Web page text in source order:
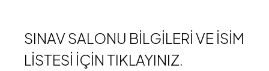
SINAV SALONU BİLGİLERİ VE İSİM
LİSTESİ İÇİN TIKLAYINIZ.